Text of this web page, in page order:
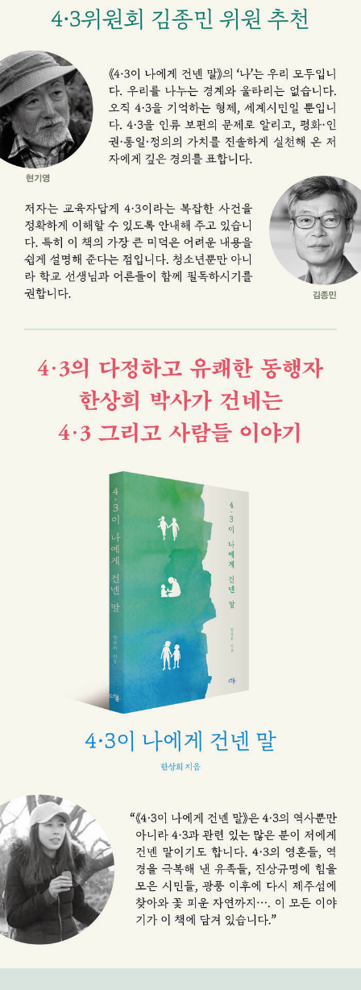
는 주제로 대담을 진행했다. ‘회복적 정의’ 관점에서 4·3을 바라
보면서, 공동체가 위기에 처했을 때 어떻게 피해·관계·책임·공동
체를 회복할 것인지에 대한 연구와 실천을 지속하고 있다.